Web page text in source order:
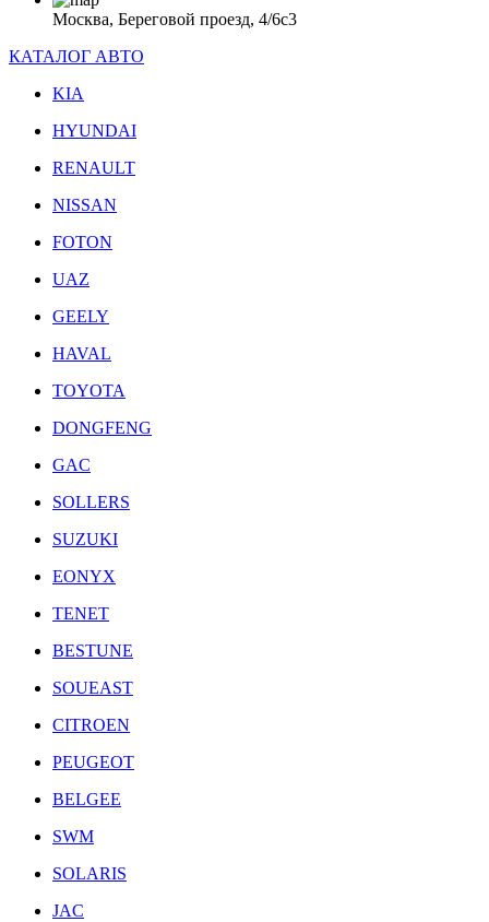
Москва, Береговой проезд, 4/6с3
КАТАЛОГ АВТО
KIA
HYUNDAI
RENAULT
NISSAN
FOTON
UAZ
GEELY
HAVAL
TOYOTA
DONGFENG
GAC
SOLLERS
SUZUKI
EONYX
TENET
BESTUNE
SOUEAST
CITROEN
PEUGEOT
BELGEE
SWM
SOLARIS
JAC